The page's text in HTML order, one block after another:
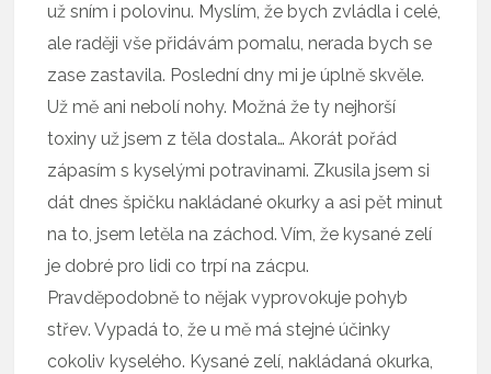
už sním i polovinu. Myslím, že bych zvládla i celé,
ale raději vše přidávám pomalu, nerada bych se
zase zastavila. Poslední dny mi je úplně skvěle.
Už mě ani nebolí nohy. Možná že ty nejhorší
toxiny už jsem z těla dostala… Akorát pořád
zápasím s kyselými potravinami. Zkusila jsem si
dát dnes špičku nakládané okurky a asi pět minut
na to, jsem letěla na záchod. Vím, že kysané zelí
je dobré pro lidi co trpí na zácpu.
Pravděpodobně to nějak vyprovokuje pohyb
střev. Vypadá to, že u mě má stejné účinky
cokoliv kyselého. Kysané zelí, nakládaná okurka,